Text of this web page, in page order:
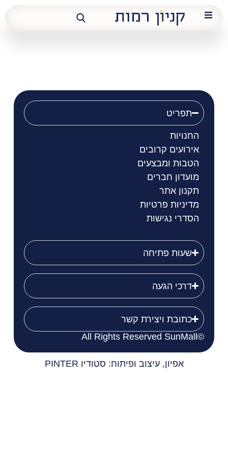
תפריט
החנויות
אירועים קרובים
הטבות ומבצעים
מועדון חברים
תקנון אתר
מדיניות פרטיות
הסדרי נגישות
שעות פתיחה
דרכי הגעה
כתובת ויצירת קשר
©All Rights Reserved SunMall
אפיון, עיצוב ופיתוח: סטודיו PINTER